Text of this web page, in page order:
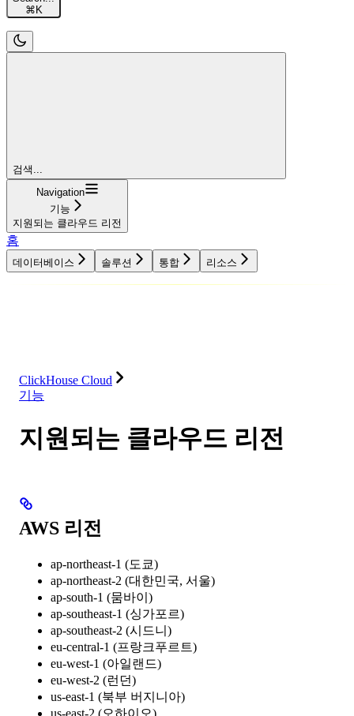
⌘ K
검색...
Navigation
기능
지원되는 클라우드 리전
홈
데이터베이스 솔루션 통합 리소스
ClickHouse Cloud
기능
지원되는 클라우드 리전
AWS 리전
ap-northeast-1 (도쿄)
ap-northeast-2 (대한민국, 서울)
ap-south-1 (뭄바이)
ap-southeast-1 (싱가포르)
ap-southeast-2 (시드니)
eu-central-1 (프랑크푸르트)
eu-west-1 (아일랜드)
eu-west-2 (런던)
us-east-1 (북부 버지니아)
us-east-2 (오하이오)